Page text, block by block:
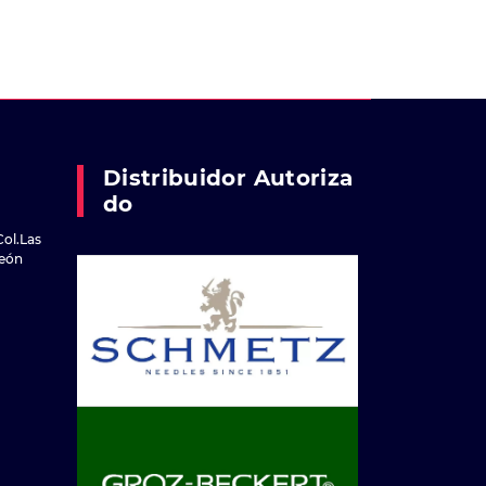
Distribuidor Autoriza
Do